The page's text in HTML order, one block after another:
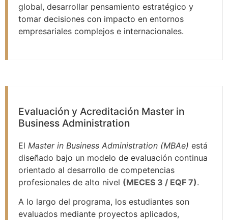
global, desarrollar pensamiento estratégico y
tomar decisiones con impacto en entornos
empresariales complejos e internacionales.
Evaluación y Acreditación Master in
Business Administration
El Master in Business Administration (MBAe) está
diseñado bajo un modelo de evaluación continua
orientado al desarrollo de competencias
profesionales de alto nivel (MECES 3 / EQF 7).
A lo largo del programa, los estudiantes son
evaluados mediante proyectos aplicados,